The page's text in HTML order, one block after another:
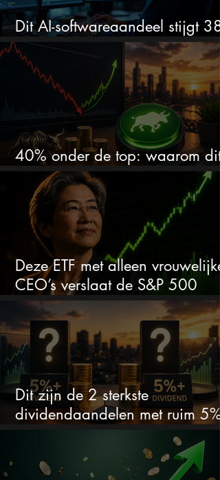
Dit AI-softwareaandeel stijgt
en zet de SaaS-crash op zijn
40% onder de top: waarom dit
aandeel weer interessant wordt
Deze ETF met alleen vrouwelijke
CEO’s verslaat de S&P 500
keihard
Dit zijn de 2 sterkste
dividendaandelen met ruim 5%